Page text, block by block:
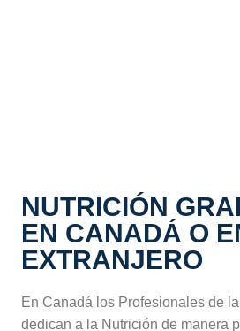
NUTRICIÓN
EN CANADÁ O
EXTRANJERO
En Canadá los Profesionales de
dedican a la Nutrición de manera